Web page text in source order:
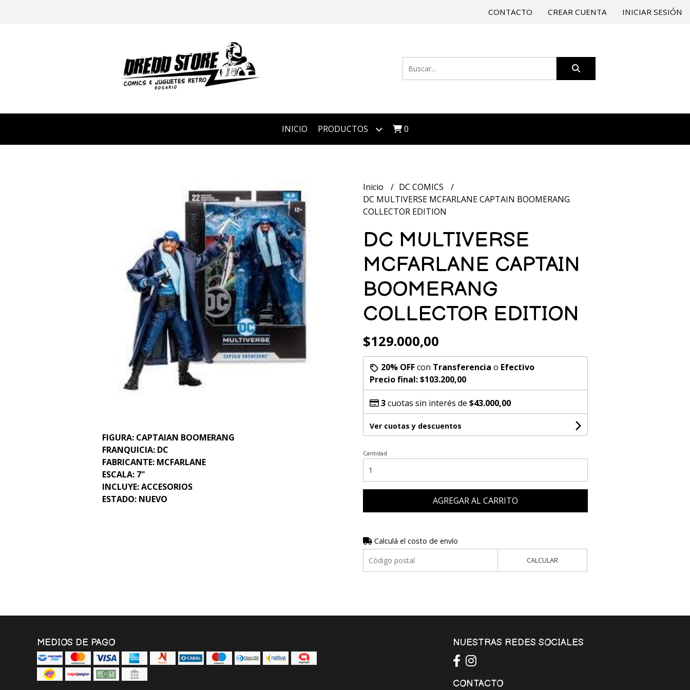
CONTACTO CREAR CUENTA INICIAR SESIÓN
INICIO PRODUCTOS 0
FIGURA: CAPTAIAN BOOMERANG
FRANQUICIA: DC
FABRICANTE: MCFARLANE
ESCALA: 7"
INCLUYE: ACCESORIOS
ESTADO: NUEVO
Inicio
DC COMICS
DC MULTIVERSE MCFARLANE CAPTAIN BOOMERANG
COLLECTOR EDITION
DC MULTIVERSE
MCFARLANE CAPTAIN
BOOMERANG
COLLECTOR EDITION
$129.000,00
20% OFFcon Transferencia o Efectivo
Precio final:$103.200,00
3cuotas sin interés de $43.000,00
Ver cuotas y descuentos
Cantidad
AGREGAR AL CARRITO
Calculá el costo de envío
CALCULAR
MEDIOS DE PAGO NUESTRAS REDES SOCIALES
CONTACTO